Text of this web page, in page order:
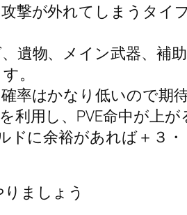
撃が外れてしまうタイ
物、メイン武器、補
。
率はかなり低いので期
用し、PVE命中が上が
ドに余裕があれば＋３
ましょう